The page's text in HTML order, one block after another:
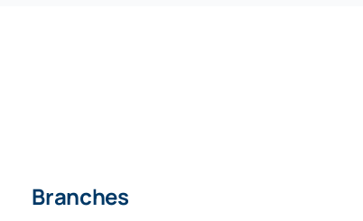
Branches